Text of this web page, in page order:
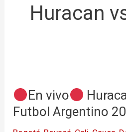
Huracan
En vivo
Futbol Argentino
vivo